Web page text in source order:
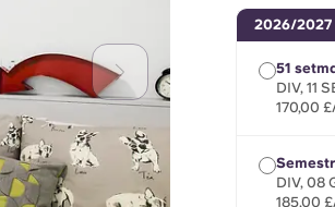
2026/2027
51
DIV, 11
170,00
DIV, 08
185,00